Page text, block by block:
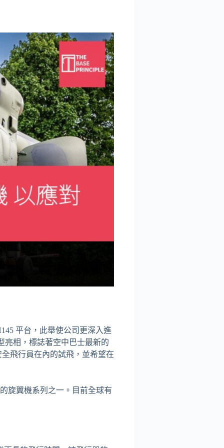
平台，此舉使公司更深入進
亮相，標誌著空中巴士最新的
飛行員在內的試飛，並希望在
旋翼機系列之一。目前全球有